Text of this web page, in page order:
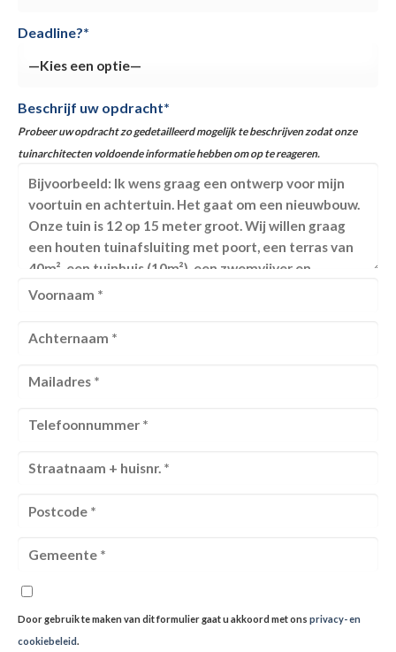
Deadline?*
Beschrijf uw opdracht*
Probeer uw opdracht zo gedetailleerd mogelijk te beschrijven zodat onze
tuinarchitecten voldoende informatie hebben om op te reageren.
Door gebruik te maken van dit formulier gaat u akkoord met ons privacy- en
cookiebeleid.